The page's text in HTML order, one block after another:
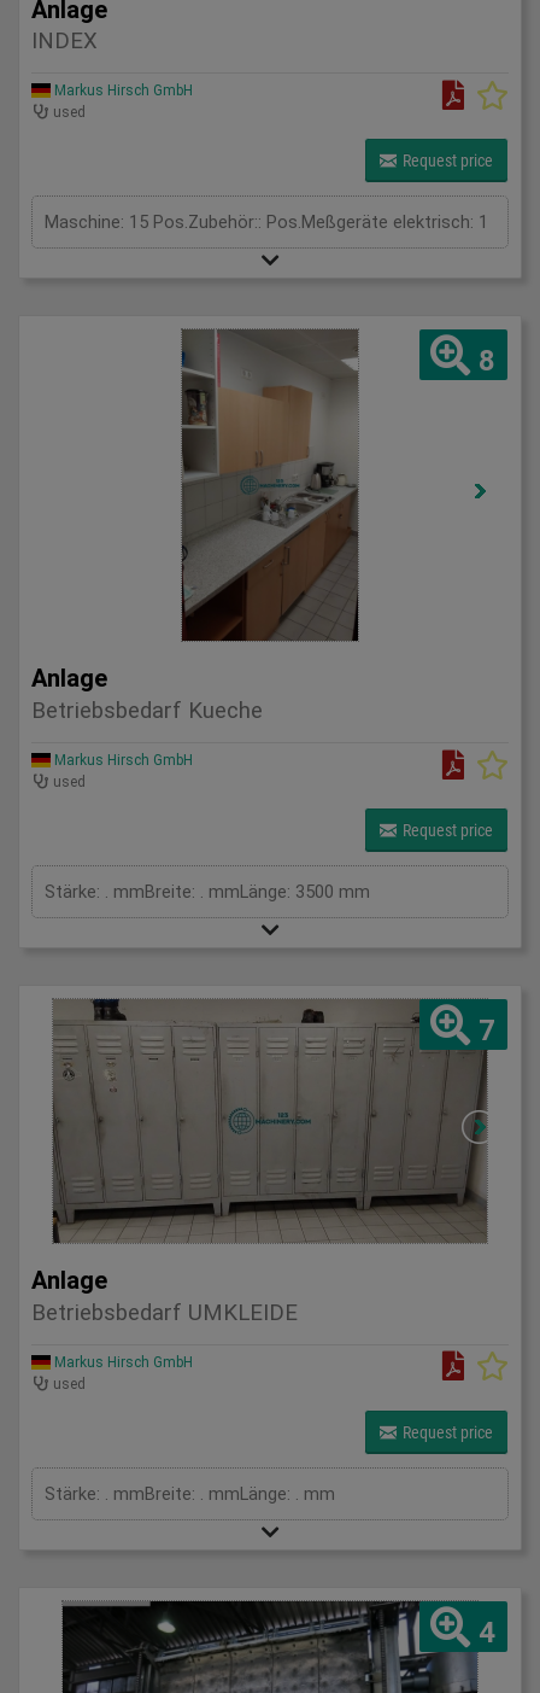
Anlage
INDEX
Markus Hirsch GmbH
used
Request price
Maschine: 15 Pos.Zubehör:: Pos.Meßgeräte elektrisch: 1
8
Anlage
Betriebsbedarf Kueche
Markus Hirsch GmbH
used
Request price
Stärke: . mmBreite: . mmLänge: 3500 mm
7
Anlage
Betriebsbedarf UMKLEIDE
Markus Hirsch GmbH
used
Request price
Stärke: . mmBreite: . mmLänge: . mm
4